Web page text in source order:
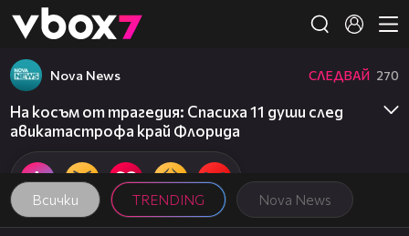
👾
Всички TRENDING Nova News
Nova News СЛЕДВАЙ 270
На косъм от трагедия: Спасиха 11 души след
авикатастрофа край Флорида
00:39